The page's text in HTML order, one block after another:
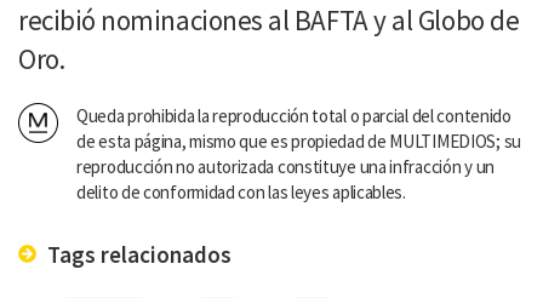
recibió nominaciones al BAFTA y al Globo de
Oro.
Queda prohibida la reproducción total o parcial del contenido
de esta página, mismo que es propiedad de MULTIMEDIOS; su
reproducción no autorizada constituye una infracción y un
delito de conformidad con las leyes aplicables.
Tags relacionados